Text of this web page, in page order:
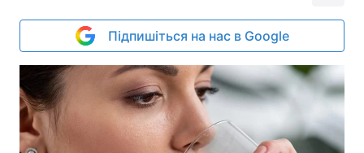
Підпишіться на нас в Google